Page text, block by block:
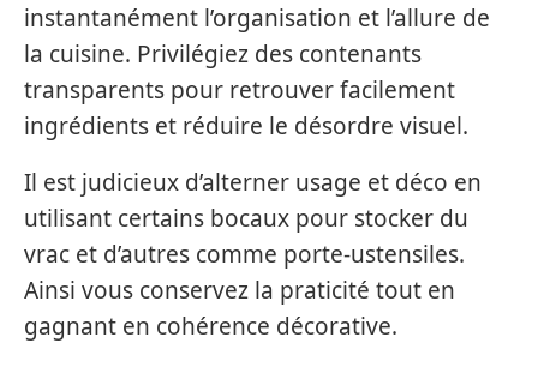
instantanément l’organisation et l’allure de
la cuisine. Privilégiez des contenants
transparents pour retrouver facilement
ingrédients et réduire le désordre visuel.
Il est judicieux d’alterner usage et déco en
utilisant certains bocaux pour stocker du
vrac et d’autres comme porte-ustensiles.
Ainsi vous conservez la praticité tout en
gagnant en cohérence décorative.